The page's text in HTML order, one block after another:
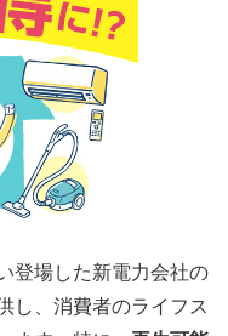
登場した新電力会社の
し、消費者のライフス